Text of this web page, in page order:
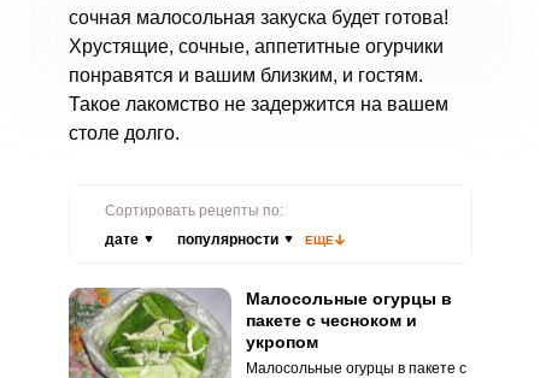
сочная малосольная закуска будет готова!
Хрустящие, сочные, аппетитные огурчики
понравятся и вашим близким, и гостям.
Такое лакомство не задержится на вашем
столе долго.
Сортировать рецепты по:
дате
популярности ЕЩЕ
Малосольные огурцы в
пакете с чесноком и
укропом
Малосольные огурцы в пакете с